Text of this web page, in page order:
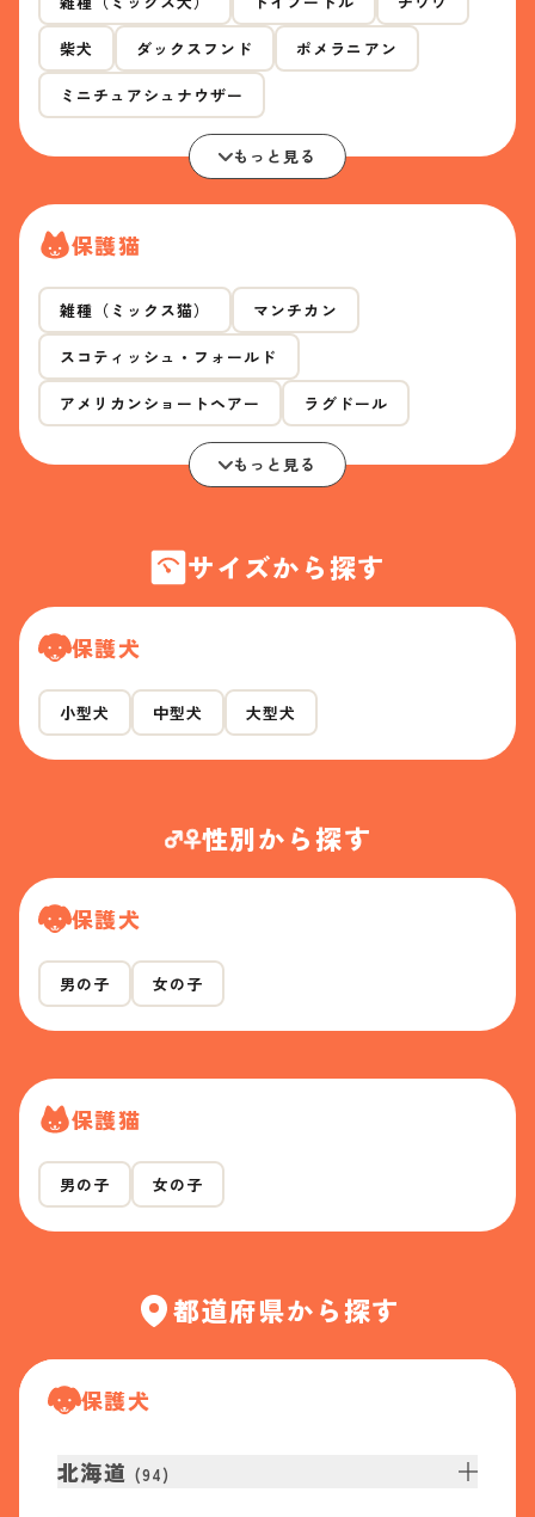
柴犬 ダックスフンド ポメラニアン
ミニチュアシュナウザー
もっと見る
保護猫
雑種（ミックス猫） マンチカン
スコティッシュ・フォールド
アメリカンショートヘアー ラグドール
もっと見る
サイズから探す
保護犬
小型犬 中型犬 大型犬
性別から探す
保護犬
男の子 女の子
保護猫
男の子 女の子
都道府県から探す
保護犬
北海道 (94)